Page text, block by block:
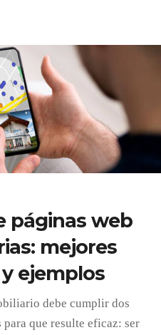
páginas web
mejores
ejemplos
debe cumplir dos
que resulte eficaz: ser